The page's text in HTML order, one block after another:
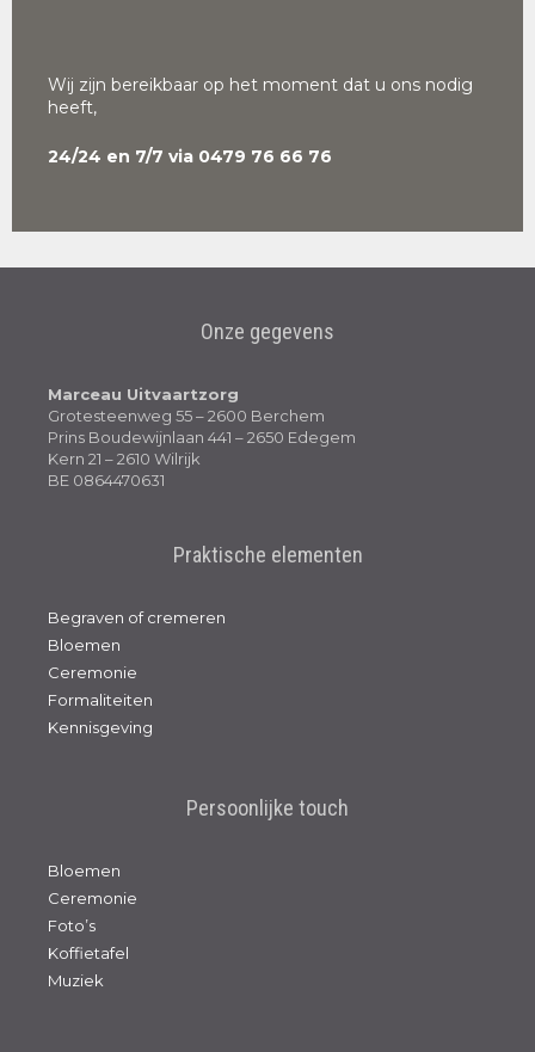
Wij zijn bereikbaar op het moment dat u ons nodig
heeft,
24/24 en 7/7 via 0479 76 66 76
Onze gegevens
Marceau Uitvaartzorg
Grotesteenweg 55 – 2600 Berchem
Prins Boudewijnlaan 441 – 2650 Edegem
Kern 21 – 2610 Wilrijk
BE 0864470631
Praktische elementen
Begraven of cremeren
Bloemen
Ceremonie
Formaliteiten
Kennisgeving
Persoonlijke touch
Bloemen
Ceremonie
Foto’s
Koffietafel
Muziek